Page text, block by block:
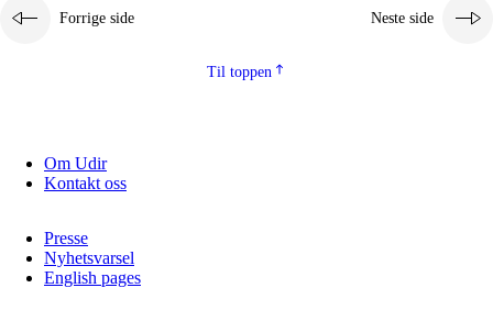
Forrige side Neste side
Til toppen
Om Udir
Kontakt oss
Presse
Nyhetsvarsel
English pages